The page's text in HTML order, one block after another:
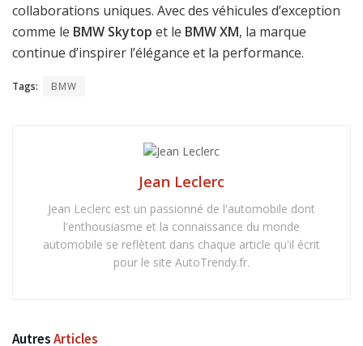
collaborations uniques. Avec des véhicules d’exception
comme le BMW Skytop et le BMW XM, la marque
continue d’inspirer l’élégance et la performance.
Tags: BMW
Jean Leclerc
Jean Leclerc est un passionné de l'automobile dont
l'enthousiasme et la connaissance du monde
automobile se reflètent dans chaque article qu'il écrit
pour le site AutoTrendy.fr.
AutresArticles